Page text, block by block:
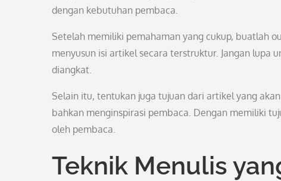
dengan kebutuhan pembaca.
Setelah memiliki pemahaman yang cukup, buatlah
menyusun isi artikel secara terstruktur. Jangan lupa
diangkat.
Selain itu, tentukan juga tujuan dari artikel yang
bahkan menginspirasi pembaca. Dengan memiliki
oleh pembaca.
Teknik Menulis